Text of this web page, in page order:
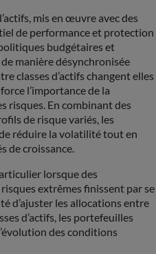
mis en œuvre avec des
de performance et protection
budgétaires et
manière désynchronisée
classes d’actifs changent elles
l’importance de la
risques. En combinant des
de risque variés, les
réduire la volatilité tout en
de croissance.
lorsque des
extrêmes finissent par se
d’ajuster les allocations entre
d’actifs, les portefeuilles
des conditions